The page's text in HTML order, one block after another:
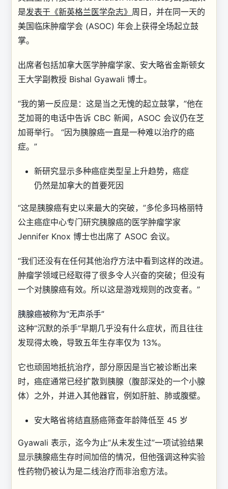
是发表于《新英格兰医学杂志》 周日，并在同一天的
美国临床肿瘤学会 (ASOC) 年会上获得全场起立鼓
掌。
出席者包括加拿大医学肿瘤学家、安大略省金斯顿女
王大学副教授 Bishal Gyawali 博士。
“我的第一反应是：这是当之无愧的起立鼓掌，”他在
芝加哥的电话中告诉 CBC 新闻，ASOC 会议仍在芝
加哥举行。 “因为胰腺癌一直是一种难以治疗的癌
症。”
新研究显示多种癌症类型呈上升趋势，癌症
仍然是加拿大的首要死因
“这是胰腺癌有史以来最大的突破，”多伦多玛格丽特
公主癌症中心专门研究胰腺癌的医学肿瘤学家
Jennifer Knox 博士也出席了 ASOC 会议。
“我们还没有在任何其他治疗方法中看到这样的改进。
肿瘤学领域已经取得了很多令人兴奋的突破；但没有
一个对胰腺癌有效。所以这是游戏规则的改变者。”
胰腺癌被称为“无声杀手”
这种“沉默的杀手”早期几乎没有什么症状，而且往往
发现得太晚，导致五年生存率仅为 13%。
它也顽固地抵抗治疗，部分原因是当它被诊断出来
时，癌症通常已经扩散到胰腺（腹部深处的一个小腺
体）之外，并进入其他器官，例如肝脏、肺或腹壁。
安大略省将结直肠癌筛查年龄降低至 45 岁
Gyawali 表示，迄今为止“从未发生过”一项试验结果
显示胰腺癌生存时间加倍的情况，但他强调这种实验
性药物仍被认为是二线治疗而非治愈方法。